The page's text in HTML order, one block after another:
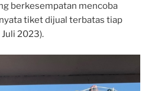
berkesempatan mencoba
tiket dijual terbatas tiap
2023).